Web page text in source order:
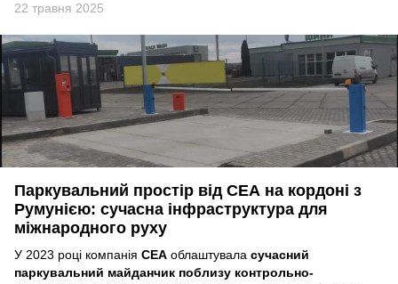
22 травня 2025
Паркувальний простір від СЕА на кордоні з
Румунією: сучасна інфраструктура для
міжнародного руху
У 2023 році компанія СЕА облаштувала сучасний
паркувальний майданчик поблизу контрольно-